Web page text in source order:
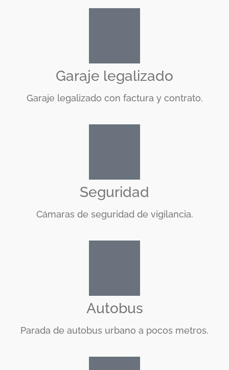
Garaje legalizado
Garaje legalizado con factura y contrato.
Seguridad
Cámaras de seguridad de vigilancia.
Autobus
Parada de autobus urbano a pocos metros.